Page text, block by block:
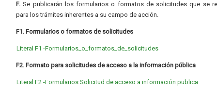
F. Se publicarán los formularios o formatos de solicitudes que se
para los trámites inherentes a su campo de acción.
F1. Formularios o formatos de solicitudes
Literal F1 -Formularios_o_formatos_de_solicitudes
F2. Formato para solicitudes de acceso a la información pública
Literal F2 -Formularios Solicitud de acceso a información publica